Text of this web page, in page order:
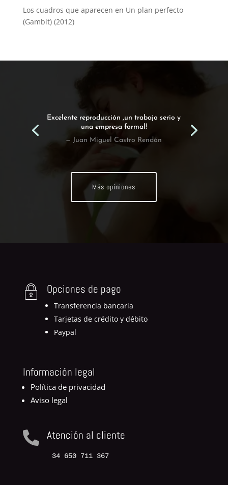
Los cuadros que aparecen en Un plan perfecto
(Gambit) (2012)
Excelente reproducción ,un trabajo serio y
una empresa formal!
— Juan Miguel Castro Rendón
Más opiniones
Opciones de pago
Transferencia bancaria
Tarjetas de crédito y débito
Paypal
Información legal
Política de privacidad
Aviso legal
 Atención al cliente
34 650 711 367